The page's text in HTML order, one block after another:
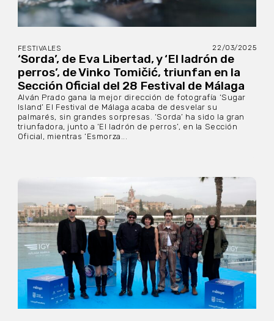
FESTIVALES 22/03/2025
‘Sorda’, de Eva Libertad, y ‘El ladrón de
perros’, de Vinko Tomičić, triunfan en la
Sección Oficial del 28 Festival de Málaga
Alván Prado gana la mejor dirección de fotografía ‘Sugar
Island’ El Festival de Málaga acaba de desvelar su
palmarés, sin grandes sorpresas. ‘Sorda’ ha sido la gran
triunfadora, junto a ‘El ladrón de perros’, en la Sección
Oficial, mientras ‘Esmorza...